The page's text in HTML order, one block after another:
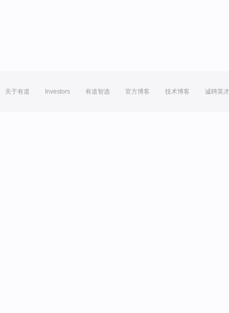
关于有道 Investors 有道智选 官方博客 技术博客 诚聘英才